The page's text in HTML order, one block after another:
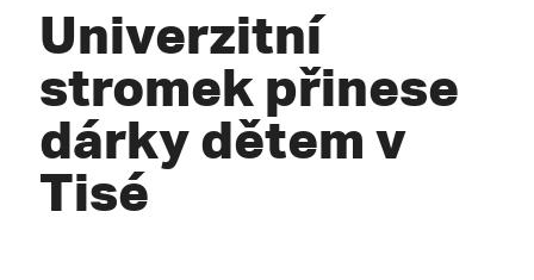
Univerzitní
stromek přinese
dárky dětem v
Tisé